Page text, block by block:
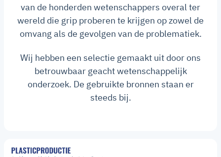
van de honderden wetenschappers overal ter
wereld die grip proberen te krijgen op zowel de
omvang als de gevolgen van de problematiek.
Wij hebben een selectie gemaakt uit door ons
betrouwbaar geacht wetenschappelijk
onderzoek. De gebruikte bronnen staan er
steeds bij.